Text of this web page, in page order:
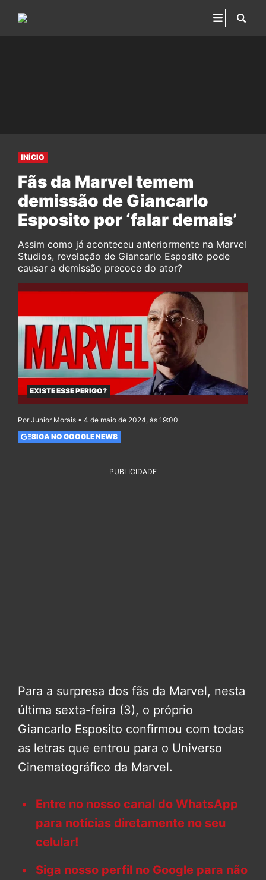
INÍCIO
Fãs da Marvel temem
demissão de Giancarlo
Esposito por ‘falar demais’
Assim como já aconteceu anteriormente na Marvel
Studios, revelação de Giancarlo Esposito pode
causar a demissão precoce do ator?
EXISTE ESSE PERIGO?
Por Junior Morais • 4 de maio de 2024, às 19:00
SIGA NO GOOGLE NEWS
PUBLICIDADE
Para a surpresa dos fãs da Marvel, nesta
última sexta-feira (3), o próprio
Giancarlo Esposito confirmou com todas
as letras que entrou para o Universo
Cinematográfico da Marvel.
Entre no nosso canal do WhatsApp
para notícias diretamente no seu
celular!
Siga nosso perfil no Google para não